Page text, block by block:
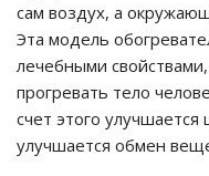
сам воздух, а
Эта модель
лечебными
прогревать тело
счет этого
улучшается обмен